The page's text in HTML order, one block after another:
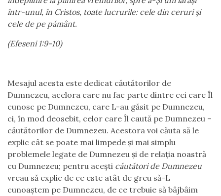
într-unul, în Cristos, toate lucrurile: cele din ceruri și
cele de pe pământ.
(Efeseni 1:9-10)
Mesajul acesta este dedicat căutătorilor de
Dumnezeu, acelora care nu fac parte dintre cei care Îl
cunosc pe Dumnezeu, care L-au găsit pe Dumnezeu,
ci, în mod deosebit, celor care Îl caută pe Dumnezeu –
căutătorilor de Dumnezeu. Acestora voi căuta să le
explic cât se poate mai limpede și mai simplu
problemele legate de Dumnezeu și de relația noastră
cu Dumnezeu; pentru acești căutători de Dumnezeu
vreau să explic de ce este atât de greu să-L
cunoaștem pe Dumnezeu, de ce trebuie să bâjbâim